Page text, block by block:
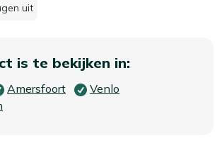
uit
is te bekijken in:
Amersfoort
Venlo